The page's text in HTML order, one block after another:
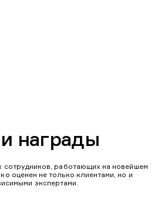
награды
работающих на новейшем
оценен не только клиентами, но и
экспертами.